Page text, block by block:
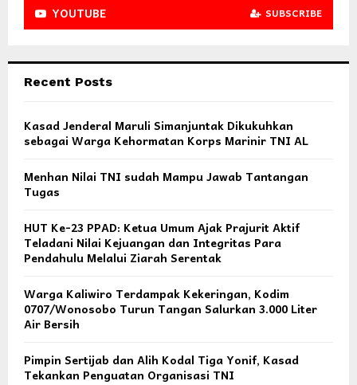
YOUTUBE SUBSCRIBE
Recent Posts
Kasad Jenderal Maruli Simanjuntak Dikukuhkan
sebagai Warga Kehormatan Korps Marinir TNI AL
Menhan Nilai TNI sudah Mampu Jawab Tantangan
Tugas
HUT Ke-23 PPAD: Ketua Umum Ajak Prajurit Aktif
Teladani Nilai Kejuangan dan Integritas Para
Pendahulu Melalui Ziarah Serentak
Warga Kaliwiro Terdampak Kekeringan, Kodim
0707/Wonosobo Turun Tangan Salurkan 3.000 Liter
Air Bersih
Pimpin Sertijab dan Alih Kodal Tiga Yonif, Kasad
Tekankan Penguatan Organisasi TNI